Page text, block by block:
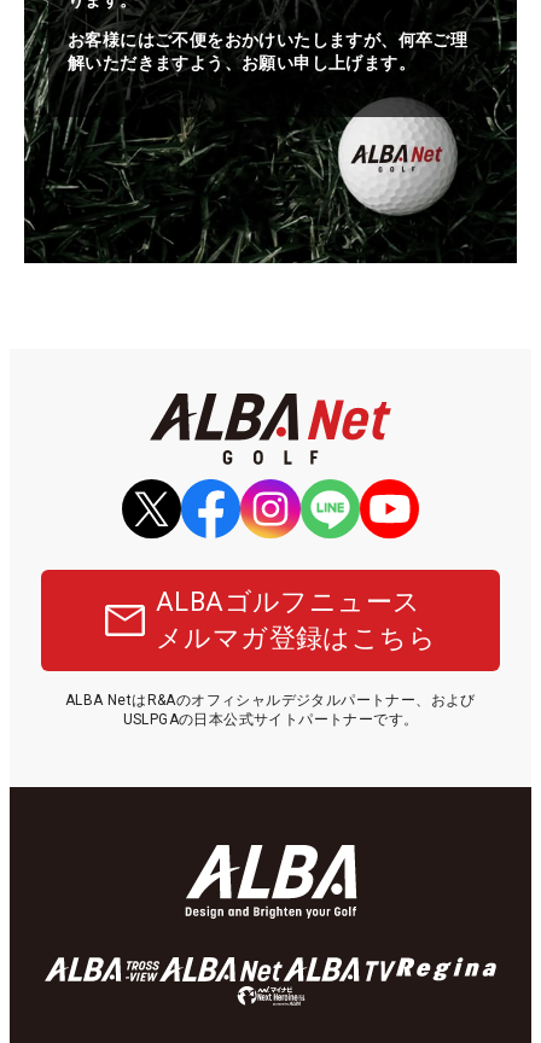
お客様にはご不便をおかけいたしますが、何卒ご理
解いただきますよう、お願い申し上げます。
ALBAゴルフニュース
メルマガ登録はこちら
ALBA NetはR&Aのオフィシャルデジタルパートナー、および
USLPGAの日本公式サイトパートナーです。